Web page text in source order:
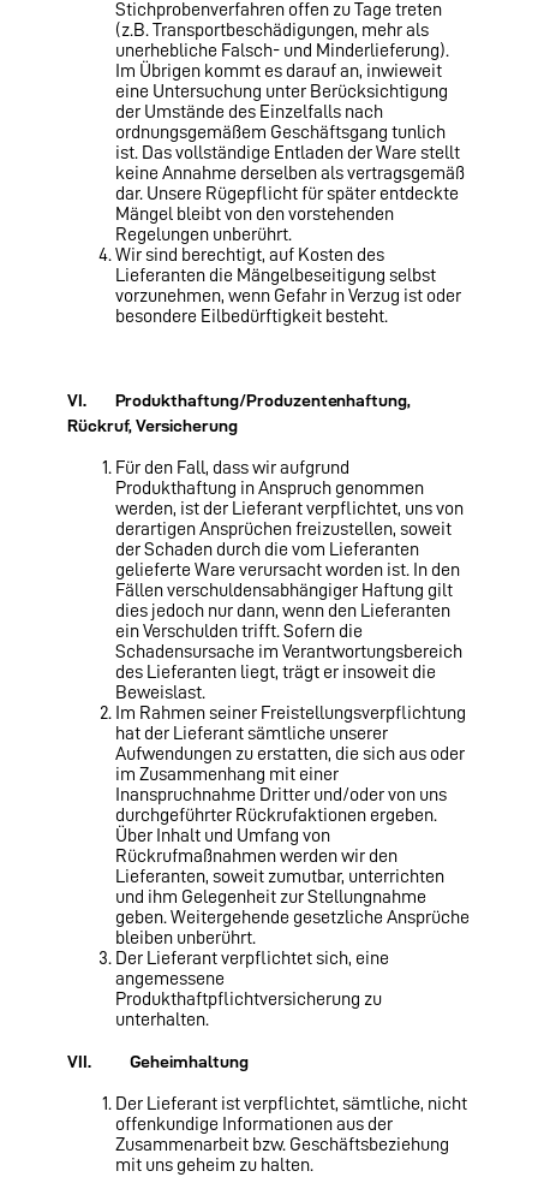
Stichprobenverfahren offen zu Tage treten
(z.B. Transportbeschädigungen, mehr als
unerhebliche Falsch- und Minderlieferung).
Im Übrigen kommt es darauf an, inwieweit
eine Untersuchung unter Berücksichtigung
der Umstände des Einzelfalls nach
ordnungsgemäßem Geschäftsgang tunlich
ist. Das vollständige Entladen der Ware stellt
keine Annahme derselben als vertragsgemäß
dar. Unsere Rügepflicht für später entdeckte
Mängel bleibt von den vorstehenden
Regelungen unberührt.
Wir sind berechtigt, auf Kosten des
Lieferanten die Mängelbeseitigung selbst
vorzunehmen, wenn Ge­fahr in Verzug ist oder
besondere Eilbedürftigkeit besteht.
VI. Produkthaftung/Produzentenhaftung,
Rückruf, Versicherung
Für den Fall, dass wir aufgrund
Produkthaftung in Anspruch genommen
werden, ist der Lieferant ver­pflichtet, uns von
derartigen Ansprüchen freizustellen, soweit
der Schaden durch die vom Lieferanten
gelieferte Ware verursacht worden ist. In den
Fällen verschuldensabhängiger Haftung gilt
dies jedoch nur dann, wenn den Lieferanten
ein Verschulden trifft. Sofern die
Schadensursache im Ver­antwortungsbereich
des Lieferanten liegt, trägt er insoweit die
Beweislast.
Im Rahmen seiner Freistellungsverpflichtung
hat der Lieferant sämtliche unserer
Aufwendungen zu erstatten, die sich aus oder
im Zusammenhang mit einer
Inanspruchnahme Dritter und/oder von uns
durchgeführter Rückruf­aktionen ergeben.
Über Inhalt und Umfang von
Rückrufmaßnahmen werden wir den
Lieferanten, soweit zumutbar, unterrichten
und ihm Gelegenheit zur Stellungnahme
geben. Weitergehende gesetzliche An­sprüche
bleiben unberührt.
Der Lieferant verpflichtet sich, eine
angemessene
Produkthaftpflichtversicherung zu
unterhalten.
VII. Geheimhaltung
Der Lieferant ist verpflichtet, sämtliche, nicht
offenkundige Informationen aus der
Zusammenarbeit bzw. Geschäftsbeziehung
mit uns geheim zu halten.